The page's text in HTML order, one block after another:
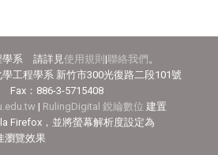
學系 請詳見使用規則 |聯絡我們 。
工程學系 新竹市300光復路二段101號
：886-3-5715408
| RulingDigital 銳綸數位 建置
Firefox，並將螢幕解析度設定為
瀏覽效果